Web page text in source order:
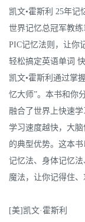
凯文•霍斯利 25年记
世界记忆总冠军教
PIC记忆法则，让你
轻松搞定英语单词
凯文•霍斯利通过掌
忆大师”。本书和你
融合了世界上快速
学习速度越快，大
的典型优势。这本
记忆法、身体记忆
魔法，让你记得住、
[美]凯文·霍斯利